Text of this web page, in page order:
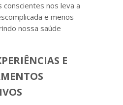
nos leva a
e menos
nossa saúde
E